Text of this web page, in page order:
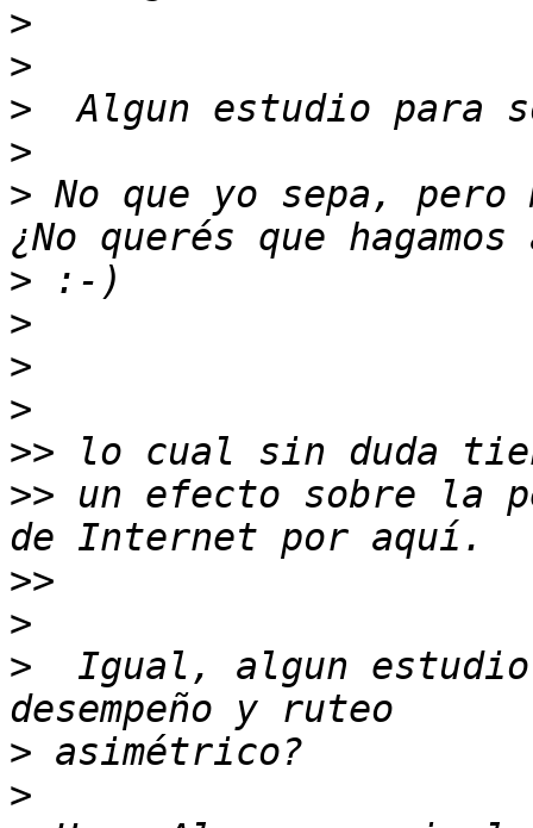
>
>
>
>
> No que yo sepa, pero
>
>
>
>
>>
>> un efecto sobre la
>>
>
>
Igual, algun
>
>